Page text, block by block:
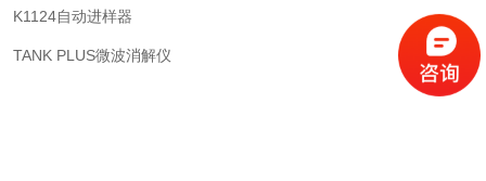
K1124自动进样器
TANK PLUS微波消解仪